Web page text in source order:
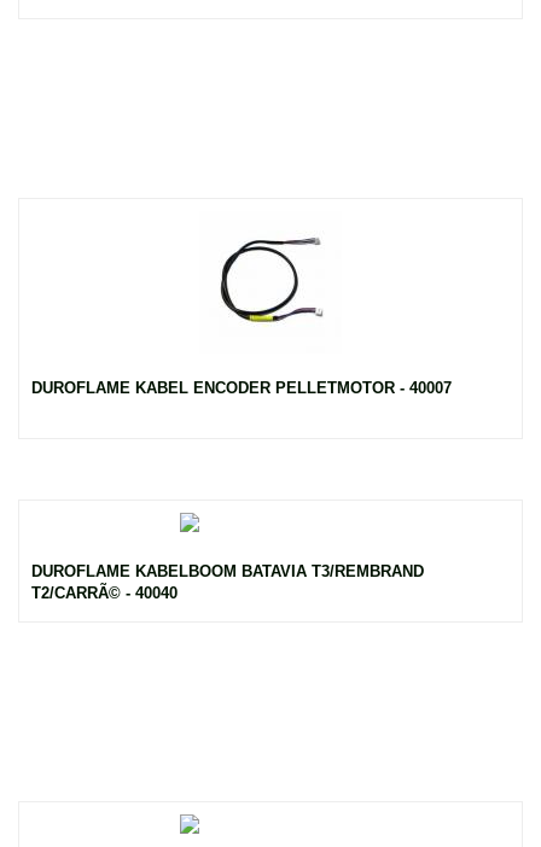
DUROFLAME KABEL ENCODER PELLETMOTOR - 40007
DUROFLAME KABELBOOM BATAVIA T3/REMBRAND
T2/CARRÃ© - 40040